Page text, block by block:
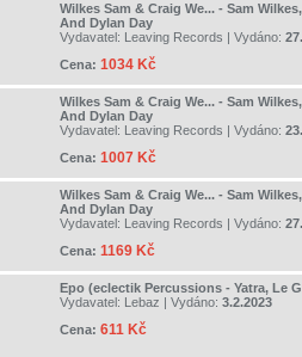
Wilkes Sam & Craig We... - Sam
And Dylan Day
Vydavatel: Leaving Records | Vydáno:
Cena: 1034 Kč
Wilkes Sam & Craig We... - Sam
And Dylan Day
Vydavatel: Leaving Records | Vydáno:
Cena: 1007 Kč
Wilkes Sam & Craig We... - Sam
And Dylan Day
Vydavatel: Leaving Records | Vydáno:
Cena: 1169 Kč
Epo (eclectik Percussions - Yatra, Le
Vydavatel: Lebaz | Vydáno: 3.2.2023
Cena: 611 Kč